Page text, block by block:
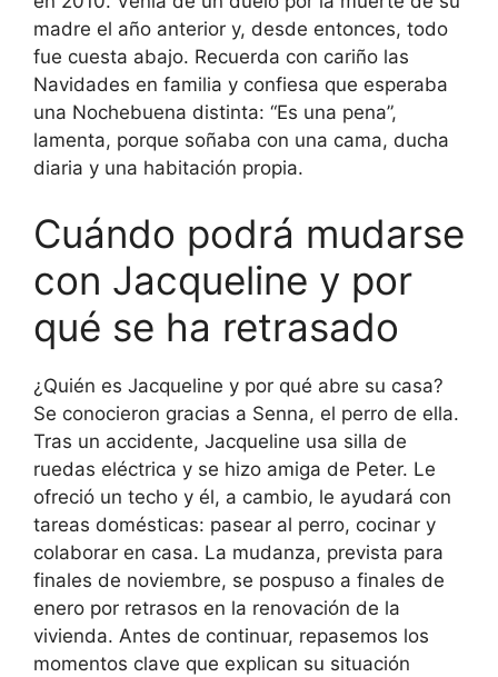
madre el año anterior y, desde entonces, todo
fue cuesta abajo. Recuerda con cariño las
Navidades en familia y confiesa que esperaba
una Nochebuena distinta: “Es una pena”,
lamenta, porque soñaba con una cama, ducha
diaria y una habitación propia.
Cuándo podrá mudarse
con Jacqueline y por
qué se ha retrasado
¿Quién es Jacqueline y por qué abre su casa?
Se conocieron gracias a Senna, el perro de ella.
Tras un accidente, Jacqueline usa silla de
ruedas eléctrica y se hizo amiga de Peter. Le
ofreció un techo y él, a cambio, le ayudará con
tareas domésticas: pasear al perro, cocinar y
colaborar en casa. La mudanza, prevista para
finales de noviembre, se pospuso a finales de
enero por retrasos en la renovación de la
vivienda. Antes de continuar, repasemos los
momentos clave que explican su situación